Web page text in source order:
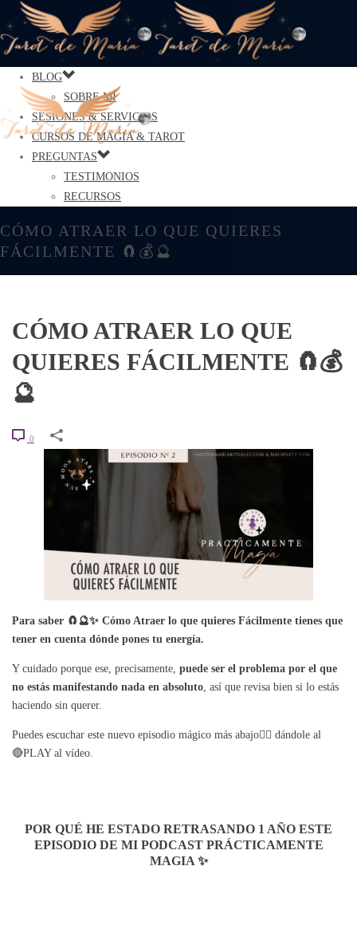
BLOG
SOBRE MÍ
SESIONES & SERVICIOS
CURSOS DE MAGIA & TAROT
PREGUNTAS
TESTIMONIOS
RECURSOS
CÓMO ATRAER LO QUE QUIERES
FÁCILMENTE 🧲💰🔮
CÓMO ATRAER LO QUE
QUIERES FÁCILMENTE 🧲💰
🔮
0
Para saber 🧲🔮✨ Cómo Atraer lo que quieres Fácilmente tienes que
tener en cuenta dónde pones tu energía.
Y cuidado porque ese, precisamente, puede ser el problema por el que
no estás manifestando nada en absoluto , así que revisa bien si lo estás
haciendo sin querer.
Puedes escuchar este nuevo episodio mágico más abajo👇🏼 dándole al
🔴PLAY al vídeo.
POR QUÉ HE ESTADO RETRASANDO 1 AÑO ESTE
EPISODIO DE MI PODCAST PRÁCTICAMENTE
MAGIA ✨